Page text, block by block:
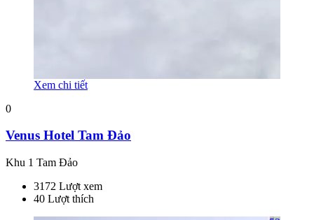
Xem chi tiết
0
Venus Hotel Tam Đảo
Khu 1 Tam Đảo
3172 Lượt xem
40 Lượt thích